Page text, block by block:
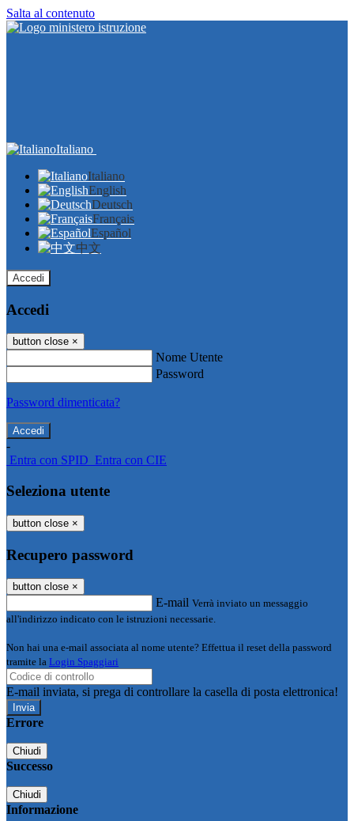
Salta al contenuto
Italiano
Italiano
English
Deutsch
Français
Español
中文
Accedi
Accedi
button close ×
Nome Utente
Password
Password dimenticata?
-
Entra con SPID Entra con CIE
Seleziona utente
button close ×
Recupero password
button close ×
E-mail Verrà inviato un messaggio
all'indirizzo indicato con le istruzioni necessarie.
Non hai una e-mail associata al nome utente? Effettua il reset della password
tramite la Login Spaggiari
E-mail inviata, si prega di controllare la casella di posta elettronica!
Errore
Chiudi
Successo
Chiudi
Informazione